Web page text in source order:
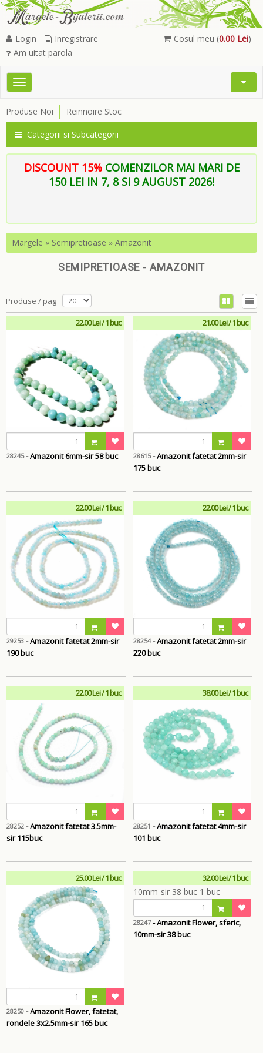
Cosul meu (0.00 Lei)
Login
Inregistrare
Am uitat parola
Toggle
Open
Produse Noi Reinnoire Stoc
Categorii si Subcategorii
DISCOUNT 15% COMENZILOR MAI MARI DE
150 LEI IN 7, 8 SI 9 AUGUST 2026!
Margele » Semipretioase » Amazonit
SEMIPRETIOASE - AMAZONIT
Produse / pag
22.00 Lei / 1 buc
28245- Amazonit 6mm-sir 58 buc
21.00 Lei / 1 buc
28615- Amazonit fatetat 2mm-sir
175 buc
22.00 Lei / 1 buc
29253 - Amazonit fatetat 2mm-sir
190 buc
22.00 Lei / 1 buc
28254- Amazonit fatetat 2mm-sir
220 buc
22.00 Lei / 1 buc
28252 - Amazonit fatetat 3.5mm-
sir 115buc
38.00 Lei / 1 buc
28251 - Amazonit fatetat 4mm-sir
101 buc
25.00 Lei / 1 buc
28250 - Amazonit Flower, fatetat,
rondele 3x2.5mm-sir 165 buc
32.00 Lei / 1 buc
28247- Amazonit Flower, sferic,
10mm-sir 38 buc